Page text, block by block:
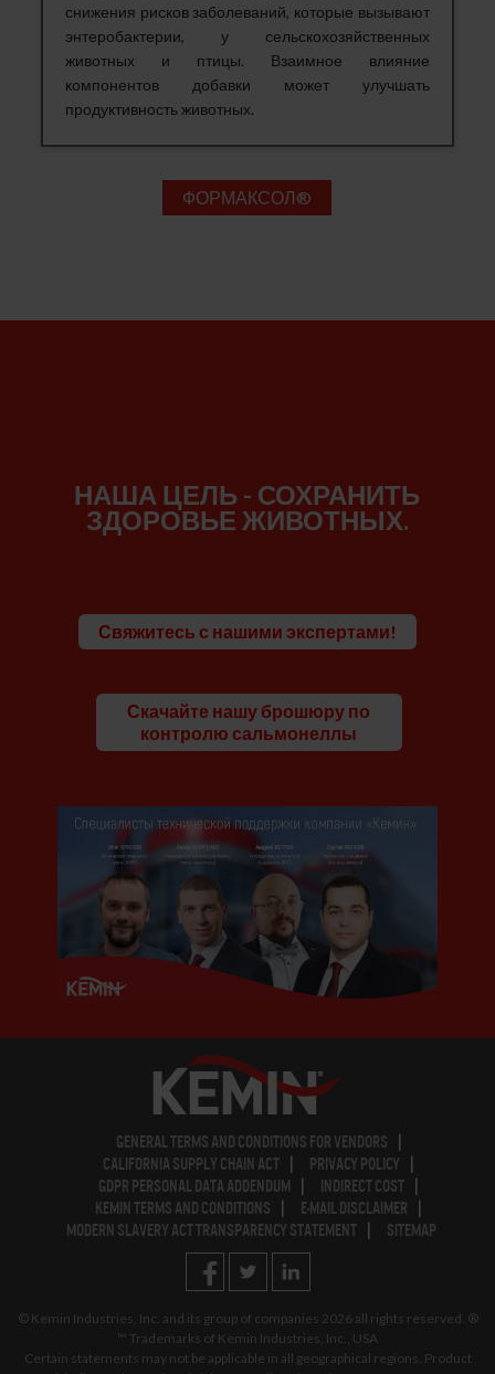
снижения рисков заболеваний, которые вызывают
энтеробактерии, у сельскохозяйственных
животных и птицы. Взаимное влияние
компонентов добавки может улучшать
продуктивность животных.
ФОРМАКСОЛ®
НАША ЦЕЛЬ - СОХРАНИТЬ
ЗДОРОВЬЕ ЖИВОТНЫХ.
Свяжитесь с нашими экспертами!
Скачайте нашу брошюру по
контролю сальмонеллы
GENERAL TERMS AND CONDITIONS FOR VENDORS
CALIFORNIA SUPPLY CHAIN ACT
PRIVACY POLICY
GDPR PERSONAL DATA ADDENDUM
INDIRECT COST
KEMIN TERMS AND CONDITIONS
E-MAIL DISCLAIMER
MODERN SLAVERY ACT TRANSPARENCY STATEMENT
SITEMAP
© Kemin Industries, Inc. and its group of companies 2026all rights reserved. ®
™ Trademarks of Kemin Industries, Inc., USA
Certain statements may not be applicable in all geographical regions. Product